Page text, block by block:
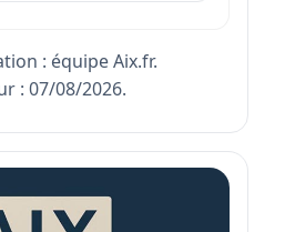
: équipe Aix.fr.
: 07/08/2026.